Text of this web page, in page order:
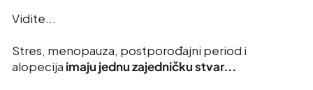
Vidite...
Stres, menopauza, postporođajni period i
alopecija imaju jednu zajedničku stvar...